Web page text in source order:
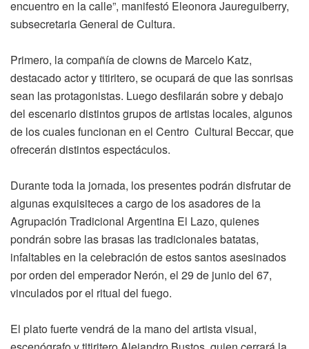
encuentro en la calle”, manifestó Eleonora Jaureguiberry,
subsecretaria General de Cultura.
Primero, la compañía de clowns de Marcelo Katz,
destacado actor y titiritero, se ocupará de que las sonrisas
sean las protagonistas. Luego desfilarán sobre y debajo
del escenario distintos grupos de artistas locales, algunos
de los cuales funcionan en el Centro Cultural Beccar, que
ofrecerán distintos espectáculos.
Durante toda la jornada, los presentes podrán disfrutar de
algunas exquisiteces a cargo de los asadores de la
Agrupación Tradicional Argentina El Lazo, quienes
pondrán sobre las brasas las tradicionales batatas,
infaltables en la celebración de estos santos asesinados
por orden del emperador Nerón, el 29 de junio del 67,
vinculados por el ritual del fuego.
El plato fuerte vendrá de la mano del artista visual,